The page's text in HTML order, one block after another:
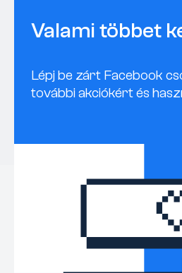
Valami többet
Lépj be zárt Facebook
további akciókért és